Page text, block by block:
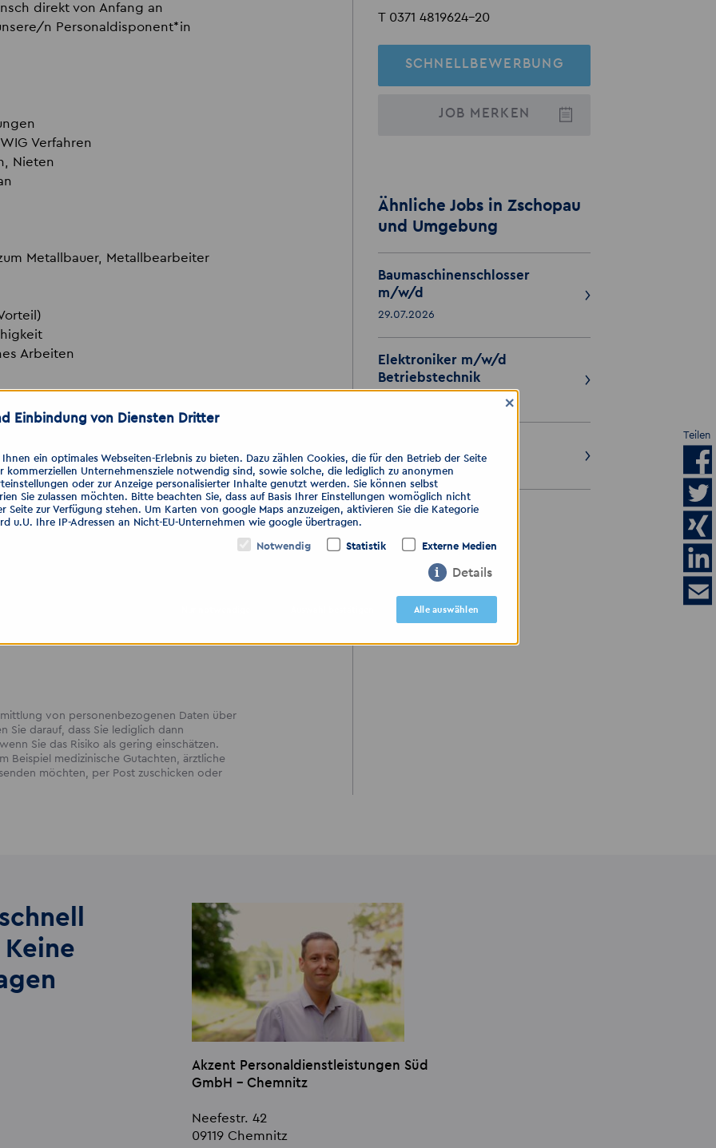
direkt von Anfang an
n Personaldisponent*in
Verfahren
Nieten
Metallbauer, Metallbearbeiter
Arbeiten
der folgenden Kanäle. Nutzen
per Lieblingsmessenger.
von personenbezogenen Daten über
Sie darauf, dass Sie lediglich dann
Sie das Risiko als gering einschätzen.
Beispiel medizinische Gutachten, ärztliche
möchten, per Post zuschicken oder
T 0371 4819624-20
SCHNELLBEWERBUNG
JOB MERKEN
Ähnliche Jobs in Zschopau
und Umgebung
Baumaschinenschlosser
m/w/d
29.07.2026
Elektroniker m/w/d
Betriebstechnik
29.07.2026
ALLE ANZEIGEN
Akzent Personaldienstleistungen Süd
GmbH - Chemnitz
Neefestr. 42
09119 Chemnitz
Teilen
Einbindung von Diensten Dritter
×
ein optimales Webseiten-Erlebnis zu bieten. Dazu zählen Cookies, die für den Betrieb der Seite
kommerziellen Unternehmensziele notwendig sind, sowie solche, die lediglich zu anonymen
oder zur Anzeige personalisierter Inhalte genutzt werden. Sie können selbst
Sie zulassen möchten. Bitte beachten Sie, dass auf Basis Ihrer Einstellungen womöglich nicht
Seite zur Verfügung stehen. Um Karten von google Maps anzuzeigen, aktivieren Sie die Kategorie
u.U. Ihre IP-Adressen an Nicht-EU-Unternehmen wie google übertragen.
Notwendig Statistik Externe Medien
Details
Alle auswählen